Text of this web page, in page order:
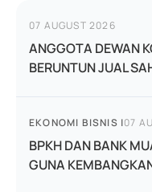
07 AUGUST 2026
ANGGOTA DEWAN
BERUNTUN JUAL
EKONOMI BISNIS |07
BPKH DAN BANK
GUNA